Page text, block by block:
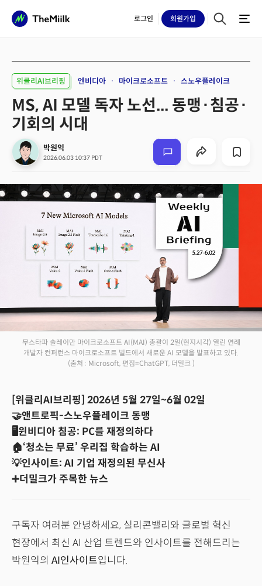
로그인 회원가입
위클리AI브리핑 엔비디아 마이크로소프트 스노우플레이크
MS, AI 모델 독자 노선... 동맹·침공·
기회의 시대
박원익
2026.06.03 10:37 PDT
무스타파 술레이만 마이크로소프트 AI(MAI) 총괄이 2일(현지시각) 열린 연례
개발자 컨퍼런스 마이크로소프트 빌드에서 새로운 AI 모델을 발표하고 있다.
(출처 : Microsoft, 편집=ChatGPT, 더밀크 )
[위클리AI브리핑] 2026년 5월 27일~6월 02일
🤝앤트로픽-스노우플레이크 동맹
🖥️윈비디아 침공: PC를 재정의하다
🏠‘청소는 무료’ 우리집 학습하는 AI
💡인사이트: AI 기업 재정의된 무신사
➕더밀크가 주목한 뉴스
구독자 여러분 안녕하세요, 실리콘밸리와 글로벌 혁신
현장에서 최신 AI 산업 트렌드와 인사이트를 전해드리는
박원익의 AI인사이트입니다.